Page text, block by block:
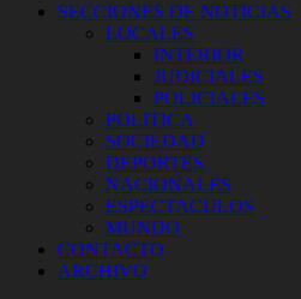
SECCIONES DE NOTICIAS
LOCALES
INTERIOR
JUDICIALES
POLICIALES
POLITICA
SOCIEDAD
DEPORTES
NACIONALES
ESPECTACULOS
MUNDO
CONTACTO
ARCHIVO